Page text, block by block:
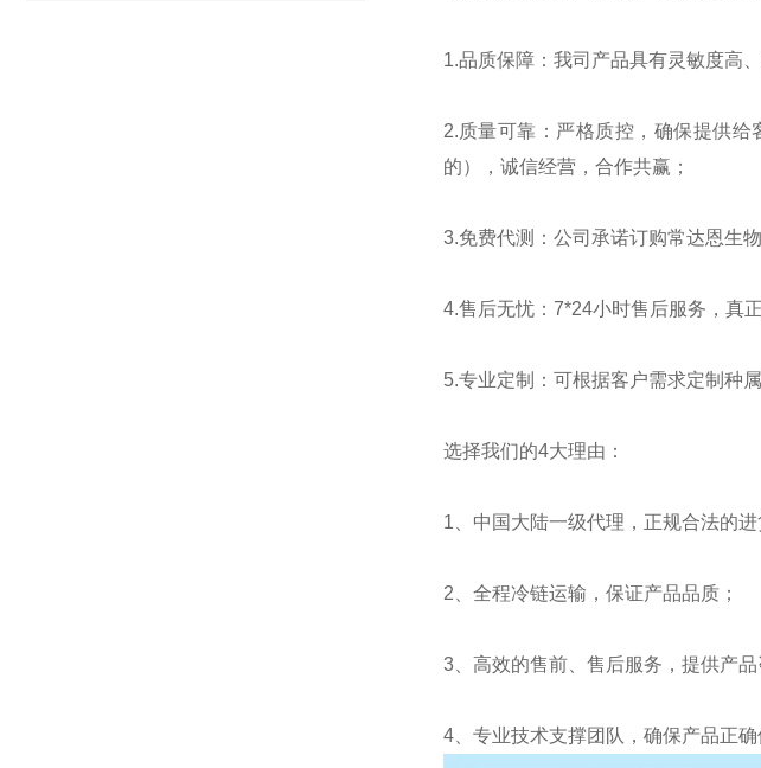
1.品质保障：我司产品具有灵敏度高
2.质量可靠：严格质控，确保提供给
的），诚信经营，合作共赢；
3.免费代测：公司承诺订购常达恩生物
4.售后无忧： 7*24小时售后服务，真
5.专业定制：可根据客户需求定制种
选择我们的4大理由：
1 、中国大陆一级代理，正规合法的
2 、全程冷链运输，保证产品品质；
3、高效的售前、售后服务，提供产品
4、专业技术支撑团队，确保产品正确